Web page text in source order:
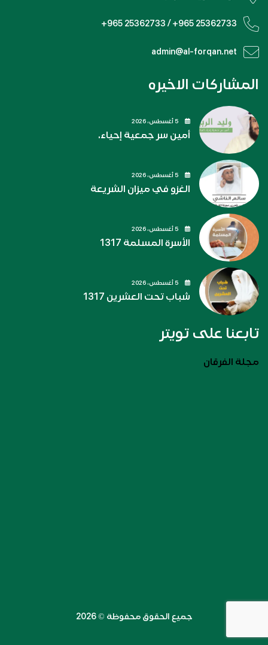
+965 25362733 / +965 25362733
admin@al-forqan.net
المشاركات الاخيره
أمين سر جمعية إحياء.
الغزو في ميزان الشريعة
الأسرة المسلمة 1317
شباب تحت العشرين 1317
تابعنا على تويتر
مجلة الفرقان
جميع الحقوق محفوظة ©️ 2026